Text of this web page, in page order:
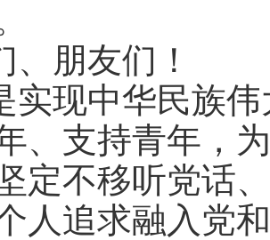
、朋友们！
实现中华民族
、支持青年，
定不移听党话
人追求融入党